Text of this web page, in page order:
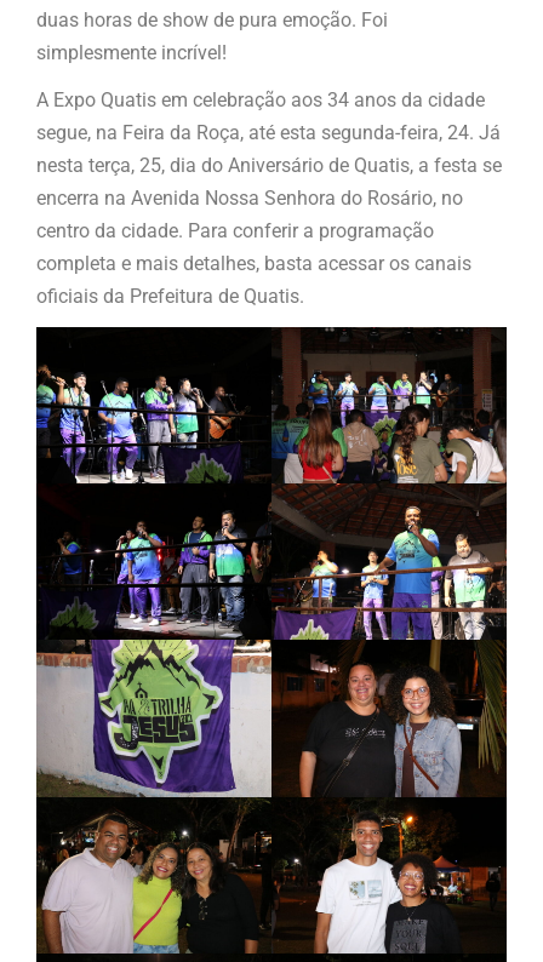
duas horas de show de pura emoção. Foi
simplesmente incrível!
A Expo Quatis em celebração aos 34 anos da cidade
segue, na Feira da Roça, até esta segunda-feira, 24. Já
nesta terça, 25, dia do Aniversário de Quatis, a festa se
encerra na Avenida Nossa Senhora do Rosário, no
centro da cidade. Para conferir a programação
completa e mais detalhes, basta acessar os canais
oficiais da Prefeitura de Quatis.